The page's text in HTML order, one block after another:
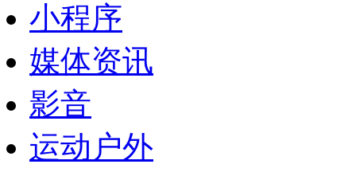
小程序
媒体资讯
影音
运动户外